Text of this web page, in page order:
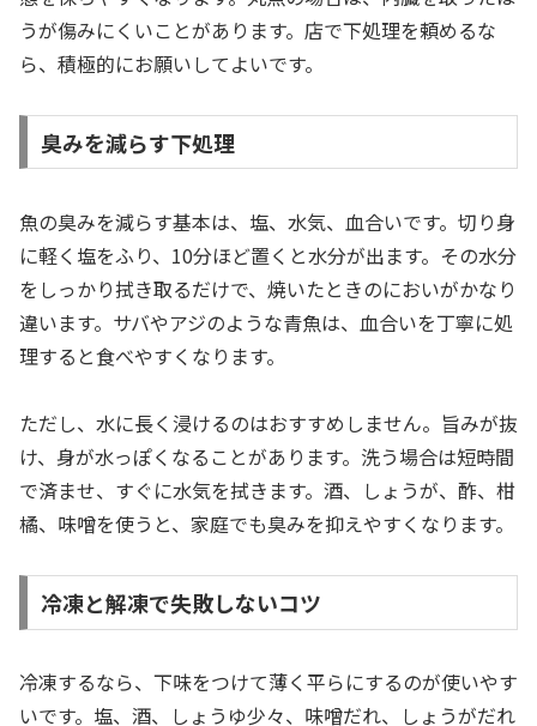
うが傷みにくいことがあります。店で下処理を頼めるな
ら、積極的にお願いしてよいです。
臭みを減らす下処理
魚の臭みを減らす基本は、塩、水気、血合いです。切り身
に軽く塩をふり、10分ほど置くと水分が出ます。その水分
をしっかり拭き取るだけで、焼いたときのにおいがかなり
違います。サバやアジのような青魚は、血合いを丁寧に処
理すると食べやすくなります。
ただし、水に長く浸けるのはおすすめしません。旨みが抜
け、身が水っぽくなることがあります。洗う場合は短時間
で済ませ、すぐに水気を拭きます。酒、しょうが、酢、柑
橘、味噌を使うと、家庭でも臭みを抑えやすくなります。
冷凍と解凍で失敗しないコツ
冷凍するなら、下味をつけて薄く平らにするのが使いやす
いです。塩、酒、しょうゆ少々、味噌だれ、しょうがだれ